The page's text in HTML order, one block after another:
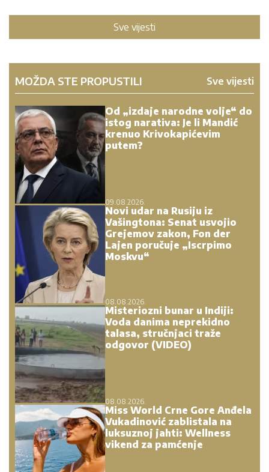
Sve vijesti
MOŽDA STE PROPUSTILI Sve vijesti
Od „izdaje narodne volje“ do
istog narativa: Je li Mandić
krenuo Krivokapićevim
putem?
09.08.2026.
Novi udar na Rusiju iz
Vašingtona: Senat usvojio
Grejemov zakon, Fon der
Lajen poručuje „Iscrpimo
Moskvu“
08.08.2026.
Misteriozni bunar u Indiji:
Voda danima neprekidno
talasa, stručnjaci traže
odgovor (VIDEO)
08.08.2026.
Miss World Crne Gore Anđela
Vukadinović zablistala na
luksuznoj jahti: Wellness
vikend za pamćenje